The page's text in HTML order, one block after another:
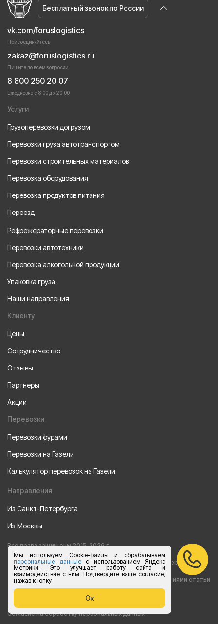
Мы используем Cookie-файлы и обрабатываем
персональные данныес использованием Яндекс
Метрики. Это улучшает работу сайта и
взаимодействие с ним. Подтвердите ваше согласие,
нажав кнопку
Ок
Бесплатный звонок по России
vk.com/foruslogistics
Присоединяйтесь
zakaz@foruslogistics.ru
Пишите по всем вопросаи
8 800 250 20 07
Ежедневно с 8:00 до 20:00
Услуги
Грузоперевозки догрузом
Перевозки груза автотранспортом
Перевозки строительных материалов
Перевозка оборудования
Перевозка продуктов питания
Переезд
Рефрежераторные перевозки
Перевозки автотехники
Перевозка алкогольной продукции
Упаковка груза
Наши направления
Клиенту
Цены
Сотрудничество
Отзывы
Партнеры
Акции
Перевозки
Перевозки фурами
Перевозки на Газели
Калькулятор перевозок на Газели
Направления
Из Санкт-Петербурга
Из Москвы
Все права защищены 2015-2026 г.
Информация на сайте носит ознакомительный характер и не
является публичной офертой, определяемой положениями статьи
437 Гражданского кодекса РФ
Согласие на обработку персональных данных